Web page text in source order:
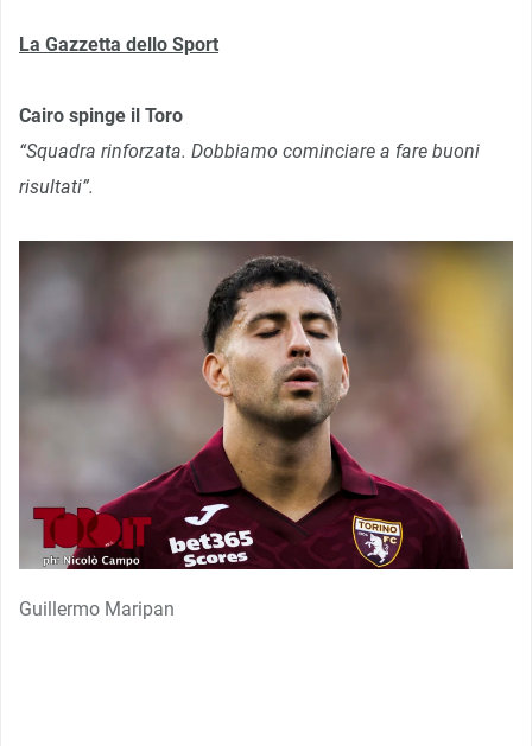
La Gazzetta dello Sport
Cairo spinge il Toro
“Squadra rinforzata. Dobbiamo cominciare a fare buoni
risultati”.
Guillermo Maripan